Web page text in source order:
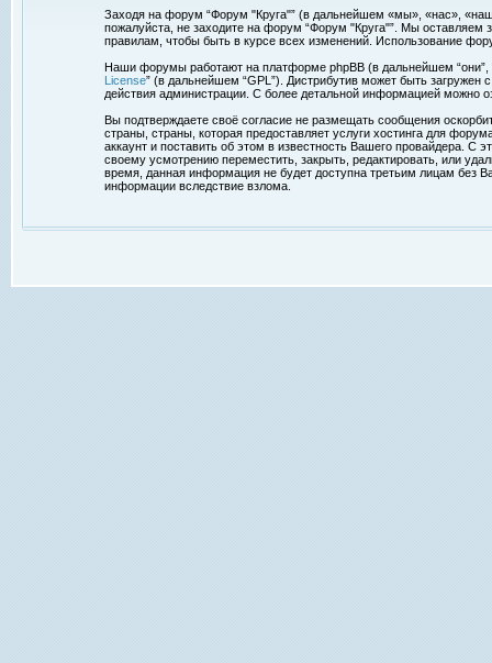
Заходя на форум “Форум "Круга"” (в дальнейшем «мы», «нас»,
пожалуйста, не заходите на форум “Форум "Круга"”. Мы
правилам, чтобы быть в курсе всех изменений. Использование
Наши форумы работают на платформе phpBB (в дальнейшем “они”,
License” (в дальнейшем “GPL”). Дистрибутив может быть загружен с
действия администрации. С более детальной информацией можно
Вы подтверждаете своё согласие не размещать сообщения
страны, страны, которая предоставляет услуги хостинга для
аккаунт и поставить об этом в известность Вашего провайдера.
своему усмотрению переместить, закрыть, редактировать, или
время, данная информация не будет доступна третьим лицам без
информации вследствие взлома.